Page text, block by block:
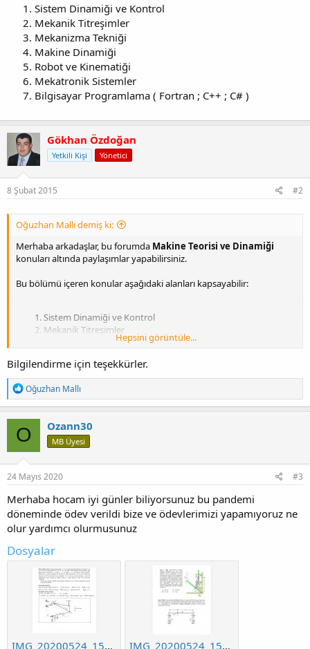
Sistem Dinamiği ve Kontrol
Mekanik Titreşimler
Mekanizma Tekniği
Makine Dinamiği
Robot ve Kinematiği
Mekatronik Sistemler
Bilgisayar Programlama ( Fortran ; C++ ; C# )
Gökhan Özdoğan
Yetkili Kişi Yönetici
8 Şubat 2015 #2
Oğuzhan Mallı demiş ki:
Merhaba arkadaşlar, bu forumda Makine Teorisi ve Dinamiği
konuları altında paylaşımlar yapabilirsiniz.
Bu bölümü içeren konular aşağıdaki alanları kapsayabilir:
Sistem Dinamiği ve Kontrol
Mekanik Titreşimler
Mekanizma Tekniği
Robot ve Kinematiği
Mekatronik Sistemler
Bilgisayar Programlama ( Fortran ; C++ ; C# )
Hepsini görüntüle...
Bilgilendirme için teşekkürler.
T
e
p
k
i
l
e
r
:
Oğuzhan Mallı
O Ozann30
MB Üyesi
24 Mayıs 2020 #3
Merhaba hocam iyi günler biliyorsunuz bu pandemi
döneminde ödev verildi bize ve ödevlerimizi yapamıyoruz ne
olur yardımcı olurmusunuz
Dosyalar
IMG_20200524_155249.jpg IMG_20200524_155304.jpg